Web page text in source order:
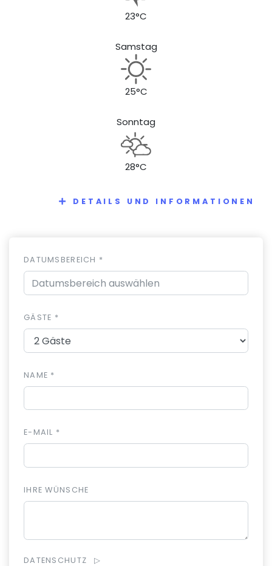
23°C
Samstag
25°C
Sonntag
28°C
DETAILS UND INFORMATIONEN
DATUMSBEREICH *
GÄSTE *
NAME *
E-MAIL *
IHRE WÜNSCHE
DATENSCHUTZ